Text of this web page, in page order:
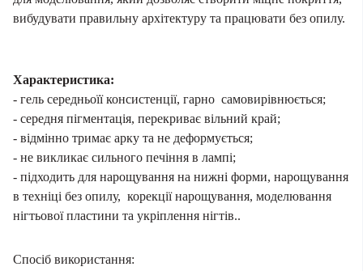
вибудувати правильну архітектуру та працювати без опилу.
Характеристика:
- гель середньоїї консистенції, гарно самовирівнюється;
- середня пігментація, перекриває вільний край;
- відмінно тримає арку та не деформується;
- не викликає сильного печіння в лампі;
- підходить для нарощування на нижні форми, нарощування
в техніці без опилу, корекції нарощування, моделювання
нігтьової пластини та укріплення нігтів..
Спосіб використання: